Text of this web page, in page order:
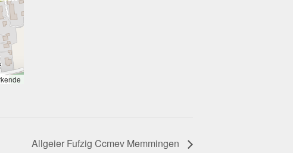
Allgeier Fufzig Ccmev Memmingen